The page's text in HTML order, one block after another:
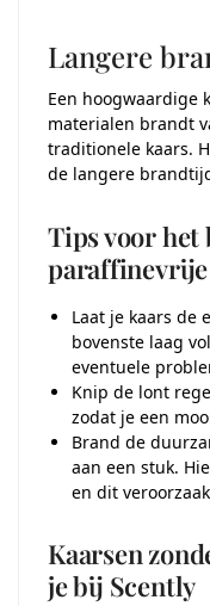
Langere
Een hoogwaardige
materialen brandt
traditionele kaars.
de langere
Tips voor het
Laat je kaars de
bovenste laag
eventuele
Knip de lont
zodat je een
Brand de
aan een stuk.
en dit
Kaarsen
je bij Scently